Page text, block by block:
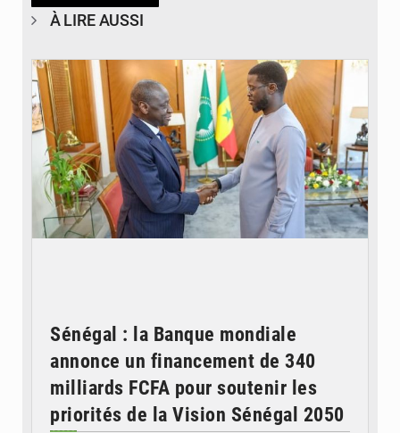
À LIRE AUSSI
Sénégal : la Banque mondiale
annonce un financement de 340
milliards FCFA pour soutenir les
priorités de la Vision Sénégal 2050